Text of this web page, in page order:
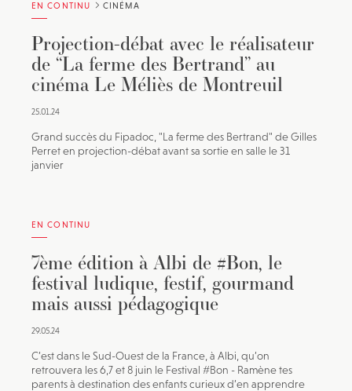
EN CONTINU CINÉMA
Projection-débat avec le réalisateur
de “La ferme des Bertrand” au
cinéma Le Méliès de Montreuil
25.01.24
Grand succès du Fipadoc, "La ferme des Bertrand" de Gilles
Perret en projection-débat avant sa sortie en salle le 31
janvier
EN CONTINU
7ème édition à Albi de #Bon, le
festival ludique, festif, gourmand
mais aussi pédagogique
29.05.24
C’est dans le Sud-Ouest de la France, à Albi, qu’on
retrouvera les 6,7 et 8 juin le Festival #Bon - Ramène tes
parents à destination des enfants curieux d’en apprendre